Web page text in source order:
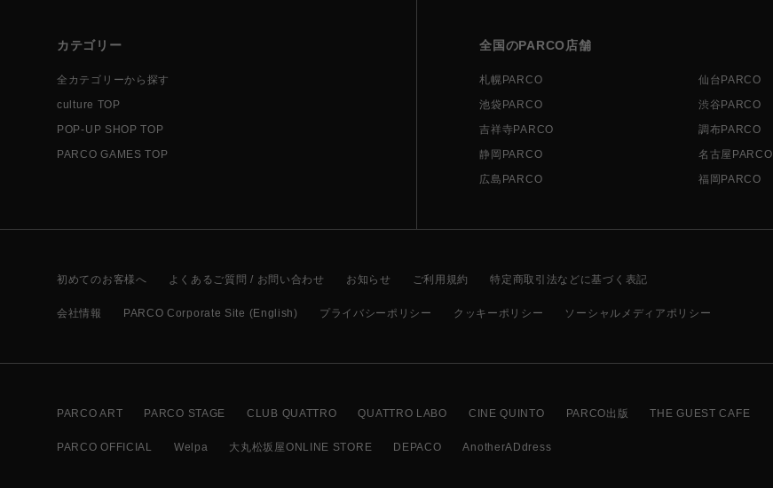
カテゴリー
全カテゴリーから探す
culture TOP
POP-UP SHOP TOP
PARCO GAMES TOP
全国のPARCO店舗
札幌PARCO 仙台PARCO
池袋PARCO
渋谷PARCO
吉祥寺PARCO
調布PARCO
静岡PARCO
名古屋PARCO
広島PARCO
福岡PARCO
初めてのお客様へ よくあるご質問 / お問い合わせ お知らせ ご利用規約 特定商取引法などに基づく表記
会社情報 PARCO Corporate Site (English) プライバシーポリシー クッキーポリシー ソーシャルメディアポリシー
PARCO ART PARCO STAGE CLUB QUATTRO QUATTRO LABO CINE QUINTO PARCO出版 THE GUEST CAFE
PARCO OFFICIAL Welpa 大丸松坂屋ONLINE STORE DEPACO AnotherADdress